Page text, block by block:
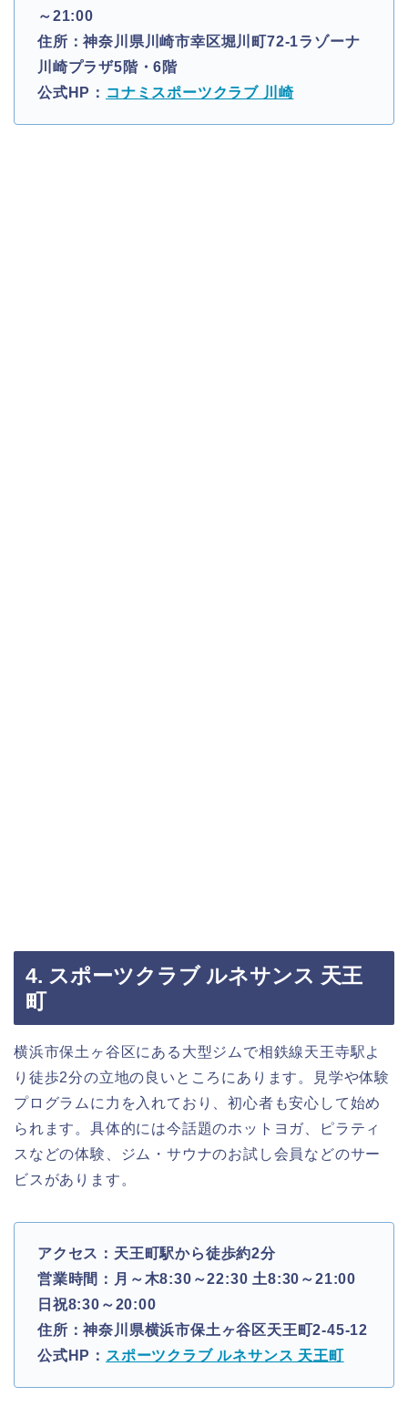
～21:00
住所：神奈川県川崎市幸区堀川町72-1ラゾーナ
川崎プラザ5階・6階
公式HP： コナミスポーツクラブ 川崎
4. スポーツクラブ ルネサンス 天王
町
横浜市保土ヶ谷区にある大型ジムで相鉄線天王寺駅よ
り徒歩2分の立地の良いところにあります。見学や体験
プログラムに力を入れており、初心者も安心して始め
られます。具体的には今話題のホットヨガ、ピラティ
スなどの体験、ジム・サウナのお試し会員などのサー
ビスがあります。
アクセス：天王町駅から徒歩約2分
営業時間：月～木8:30～22:30 土8:30～21:00
日祝8:30～20:00
住所：神奈川県横浜市保土ヶ谷区天王町2-45-12
公式HP： スポーツクラブ ルネサンス 天王町